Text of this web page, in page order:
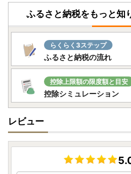
ふるさと納税をもっと知
らくらく3ステップ
ふるさと納税の流れ
控除上限額の限度額と目安
控除シミュレーション
レビュー